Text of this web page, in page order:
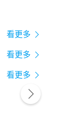
看更多
看更多
看更多